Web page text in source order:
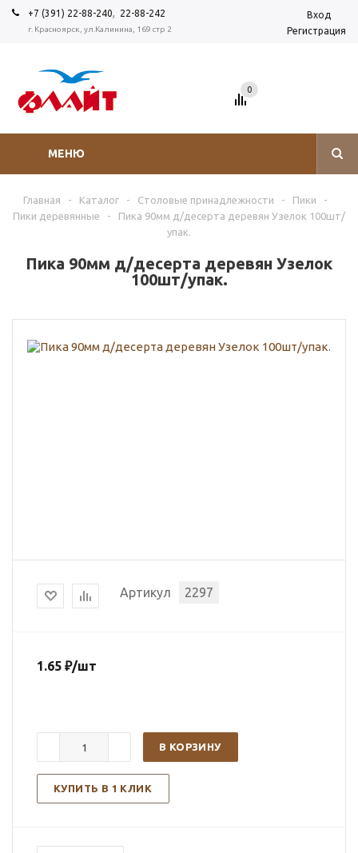
+7 (391) 22-88-240, 22-88-242
г. Красноярск, ул.Калинина, 169 стр 2
Вход
Регистрация
МЕНЮ
0
Главная - Каталог - Столовые принадлежности - Пики
-
Пики деревянные
-
Пика 90мм д/десерта деревян Узелок 100шт/
упак.
Пика 90мм д/десерта деревян Узелок
100шт/упак.
Артикул 2297
1.65 ₽/шт
В КОРЗИНУ
КУПИТЬ В 1 КЛИК